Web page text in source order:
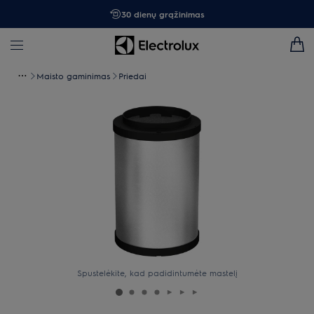
30 dienų grąžinimas
Maisto gaminimas Priedai
Spustelėkite, kad padidintumėte mastelį